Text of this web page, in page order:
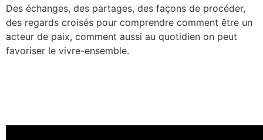
Des échanges, des partages, des façons de procéder,
des regards croisés pour comprendre comment être un
acteur de paix, comment aussi au quotidien on peut
favoriser le vivre-ensemble.